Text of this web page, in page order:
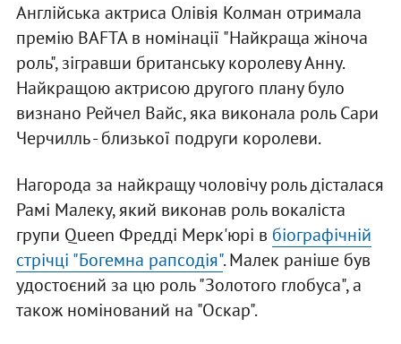
Англійська актриса Олівія Колман отримала
премію BAFTA в номінації "Найкраща жіноча
роль", зігравши британську королеву Анну.
Найкращою актрисою другого плану було
визнано Рейчел Вайс, яка виконала роль Сари
Черчилль - близької подруги королеви.
Нагорода за найкращу чоловічу роль дісталася
Рамі Малеку, який виконав роль вокаліста
групи Queen Фредді Мерк'юрі в біографічній
стрічці "Богемна рапсодія". Малек раніше був
удостоєний за цю роль "Золотого глобуса", а
також номінований на "Оскар".